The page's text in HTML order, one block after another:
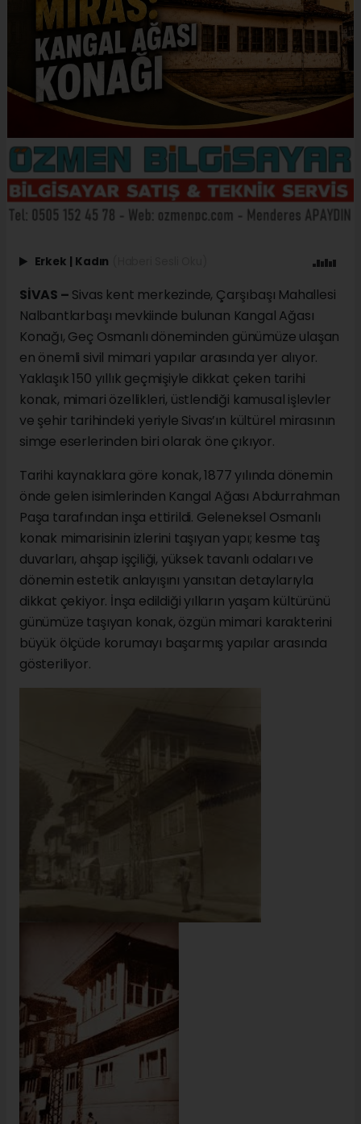
Erkek Kadın
SİVAS – Sivas kent merkezinde, Çarşıbaşı Mahallesi
Nalbantlarbaşı mevkiinde bulunan Kangal Ağası
Konağı, Geç Osmanlı döneminden günümüze ulaşan
en önemli sivil mimari yapılar arasında yer alıyor.
Yaklaşık 150 yıllık geçmişiyle dikkat çeken tarihi
konak, mimari özellikleri, üstlendiği kamusal işlevler
ve şehir tarihindeki yeriyle Sivas’ın kültürel mirasının
simge eserlerinden biri olarak öne çıkıyor.
Tarihi kaynaklara göre konak, 1877 yılında dönemin
önde gelen isimlerinden Kangal Ağası Abdurrahman
Paşa tarafından inşa ettirildi. Geleneksel Osmanlı
konak mimarisinin izlerini taşıyan yapı; kesme taş
duvarları, ahşap işçiliği, yüksek tavanlı odaları ve
dönemin estetik anlayışını yansıtan detaylarıyla
dikkat çekiyor. İnşa edildiği yılların yaşam kültürünü
günümüze taşıyan konak, özgün mimari karakterini
büyük ölçüde korumayı başarmış yapılar arasında
gösteriliyor.